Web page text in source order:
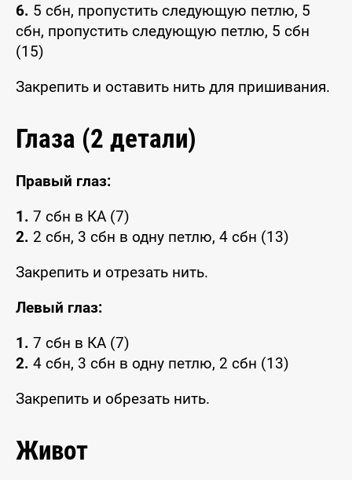
6. 5 сбн, пропустить следующую петлю, 5
сбн, пропустить следующую петлю, 5 сбн
(15)
Закрепить и оставить нить для пришивания.
Глаза (2 детали)
Правый глаз:
1. 7 сбн в КА (7)
2. 2 сбн, 3 сбн в одну петлю, 4 сбн (13)
Закрепить и отрезать нить.
Левый глаз:
1. 7 сбн в КА (7)
2. 4 сбн, 3 сбн в одну петлю, 2 сбн (13)
Закрепить и обрезать нить.
Живот